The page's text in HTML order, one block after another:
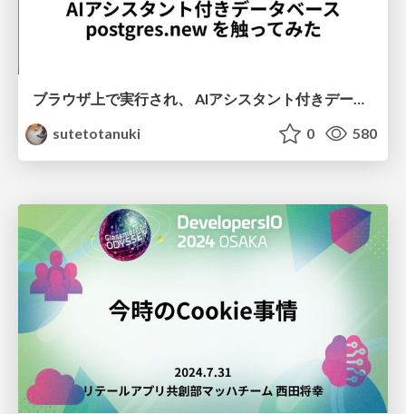
ブラウザ上で実行され、 AIアシスタント付きデータベース postgres.new を触ってみた
sutetotanuki
0 580